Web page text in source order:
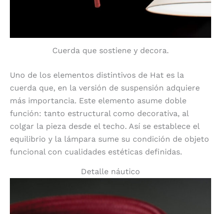
Cuerda que sostiene y decora.
Uno de los elementos distintivos de Hat es la
cuerda que, en la versión de suspensión adquiere
más importancia. Este elemento asume doble
función: tanto estructural como decorativa, al
colgar la pieza desde el techo. Así se establece el
equilibrio y la lámpara sume su condición de objeto
funcional con cualidades estéticas definidas.
Detalle náutico